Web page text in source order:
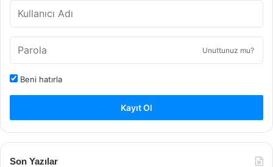
Unuttunuz mu?
Beni hatırla
Kayıt Ol
Son Yazılar